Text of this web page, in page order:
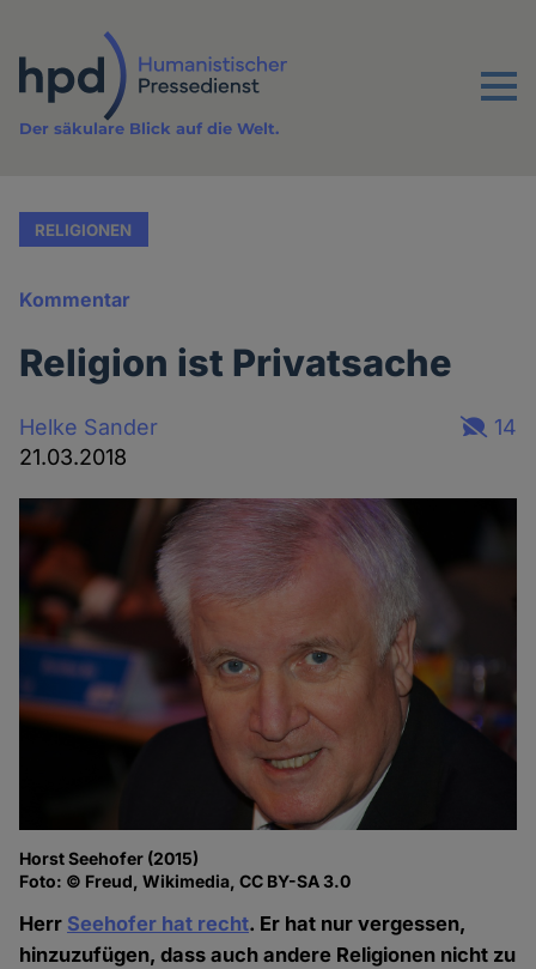
Inhalt
Menu
Der säkulare Blick auf die Welt.
RELIGIONEN
Kommentar
Religion ist Privatsache
Helke Sander
21.03.2018
14
Horst Seehofer (2015)
Foto: © Freud, Wikimedia, CC BY-SA 3.0
Herr Seehofer hat recht. Er hat nur vergessen,
hinzuzufügen, dass auch andere Religionen nicht zu